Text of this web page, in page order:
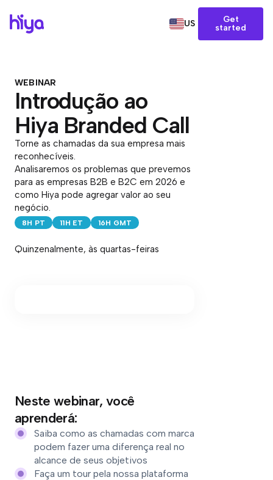
US
Get
started
WEBINAR
Introdução ao
Hiya Branded Call
Torne as chamadas da sua empresa mais
reconhecíveis.
Analisaremos os problemas que prevemos
para as empresas B2B e B2C em 2026 e
como Hiya pode agregar valor ao seu
negócio.
8H PT 11H ET 16H GMT
Quinzenalmente, às quartas-feiras
Neste webinar, você
aprenderá:
Saiba como as chamadas com marca
podem fazer uma diferença real no
alcance de seus objetivos
Faça um tour pela nossa plataforma